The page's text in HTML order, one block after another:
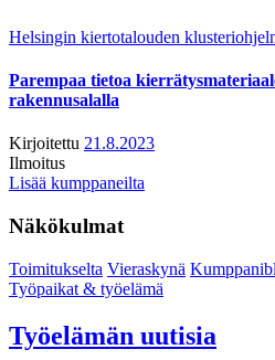
Helsingin kiertotalouden
Parempaa tietoa
rakennusalalla
Kirjoitettu 21.8.2023
Ilmoitus
Lisää kumppaneilta
Näkökulmat
Toimitukselta Vieraskynä
Työpaikat & työelämä
Työelämän uutisia